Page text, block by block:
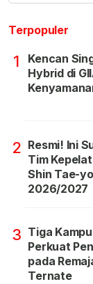
Terpopuler
1
Kencan
Hybrid di
2 Resmi! Ini
Tim
Shin Tae-
2026/2027
3 Tiga
Perkuat
pada
Ternate